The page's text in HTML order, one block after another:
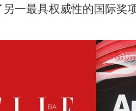
另一最具权威性的国际奖